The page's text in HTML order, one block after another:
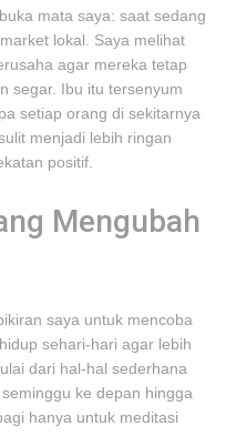
mata saya: saat sedang
lokal. Saya melihat
agar mereka tetap
segar. Ibu itu tersenyum
setiap orang di sekitarnya
menjadi lebih ringan
positif.
Mengubah
saya untuk mencoba
sehari-hari agar lebih
dari hal-hal sederhana
ke depan hingga
hanya untuk meditasi